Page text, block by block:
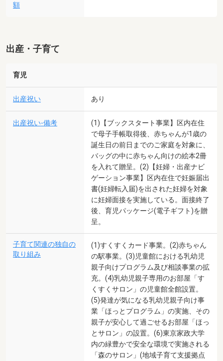
額
出産・子育て
育児
出産祝い あり
出産祝い-備考
(1)【ブックスタート事業】区内在住
で母子手帳取得後、赤ちゃんが1歳の
誕生日の前日までのご家庭を対象に、
バッグの中に赤ちゃん向けの絵本2冊
を入れて贈呈。(2)【妊婦・出産ナビ
ゲーション事業】区内在住で妊娠届出
書(妊婦転入届)を出された妊婦を対象
に妊婦面接を実施している。面接終了
後、育児パッケージ(電子ギフト)を贈
呈。
子育て関連の独自の
取り組み
(1)すくすくカード事業。(2)赤ちゃん
の駅事業。(3)児童館における乳幼児
親子向けプログラム及び相談事業の拡
充。(4)乳幼児親子専用のお部屋「す
くすくサロン」の児童館全館設置。
(5)発達が気になる乳幼児親子向け事
業「ほっとプログラム」の実施、その
親子が安心して過ごせるお部屋「ほっ
とサロン」の設置。(6)東京家政大学
内の緑豊かで安全な環境で実施される
「森のサロン」(地域子育て支援拠点